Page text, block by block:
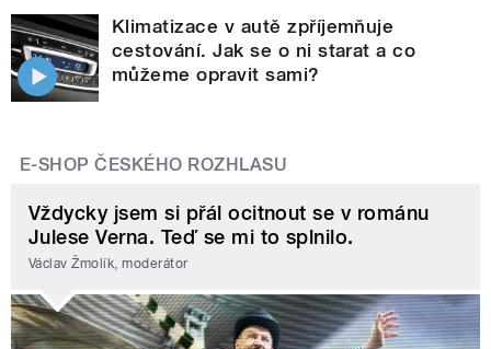
Klimatizace v autě zpříjemňuje
cestování. Jak se o ni starat a co
můžeme opravit sami?
E-SHOP ČESKÉHO ROZHLASU
Vždycky jsem si přál ocitnout se v románu
Julese Verna. Teď se mi to splnilo.
Václav Žmolík, moderátor